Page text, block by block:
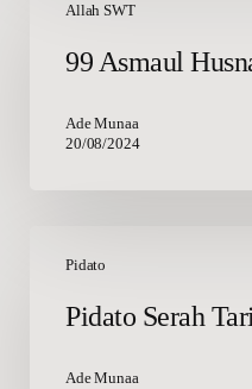
Allah SWT
Asmaul
99 Asmaul
Ade Munaa
20/08/2024
Pidato
Serah
Panganten
Pidato Serah
Ade Munaa